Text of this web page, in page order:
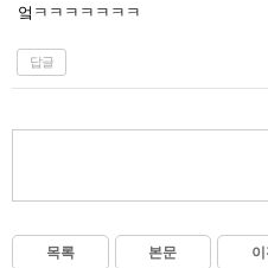
엌ㅋㅋㅋㅋㅋㅋㅋ
답글
목록 본문